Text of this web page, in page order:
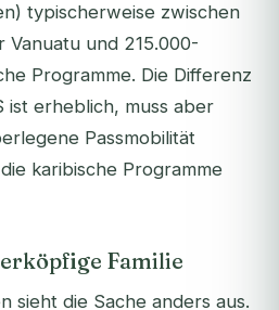
typischerweise zwischen
Vanuatu und 215.000-
Programme. Die Differenz
ist erheblich, muss aber
Passmobilität
karibische Programme
Familie
sieht die Sache anders aus.